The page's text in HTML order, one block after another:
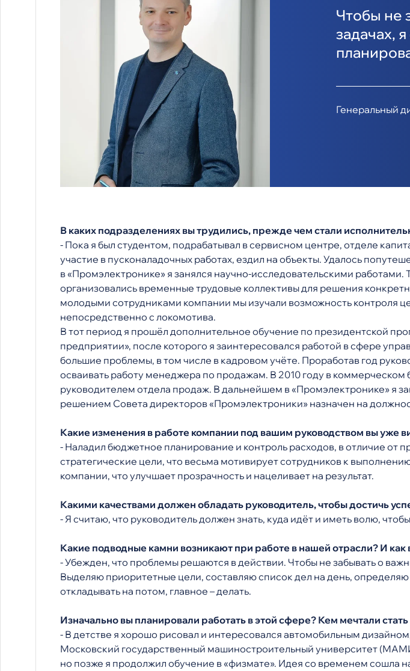
Чтобы не
задачах,
Генеральный
В каких подразделениях вы трудились, прежде чем стали
- Пока я был студентом, подрабатывал в сервисном центре, отделе
участие в пусконаладочных работах, ездил на объекты. Удалось
в «Промэлектронике» я занялся научно-исследовательскими
организовались временные трудовые коллективы для решения
молодыми сотрудниками компании мы изучали возможность контроля
непосредственно с локомотива.
В тот период я прошёл дополнительное обучение по президентской
предприятии», после которого я заинтересовался работой в сфере
большие проблемы, в том числе в кадровом учёте. Проработав год
осваивать работу менеджера по продажам. В 2010 году в
руководителем отдела продаж. В дальнейшем в «Промэлектронике» я
решением Совета директоров «Промэлектроники» назначен на
Какие изменения в работе компании под вашим руководством вы уже
- Наладил бюджетное планирование и контроль расходов, в отличие
стратегические цели, что весьма мотивирует сотрудников к
компании, что улучшает прозрачность и нацеливает на результат.
Какими качествами должен обладать руководитель, чтобы достичь
- Я считаю, что руководитель должен знать, куда идёт и иметь волю,
Какие подводные камни возникают при работе в нашей отрасли? И
- Убежден, что проблемы решаются в действии. Чтобы не забывать о
Выделяю приоритетные цели, составляю список дел на день,
откладывать на потом, главное – делать.
Изначально вы планировали работать в этой сфере? Кем мечтали стать
- В детстве я хорошо рисовал и интересовался автомобильным
Московский государственный машиностроительный университет
но позже я продолжил обучение в «физмате». Идея со временем сошла